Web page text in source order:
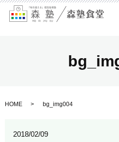
HOME bg_img004
2018/02/09